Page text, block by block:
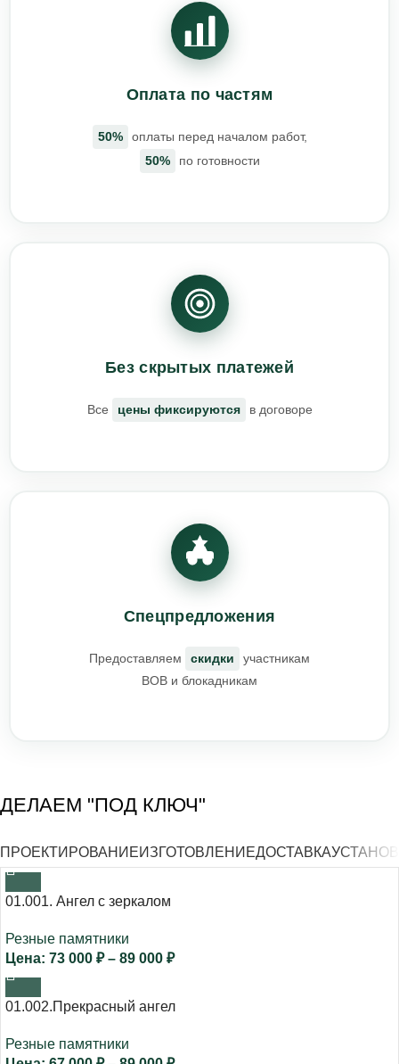
Оплата по частям
50%
оплаты перед началом работ,
50%
по готовности
Без скрытых платежей
Все цены фиксируются в договоре
Спецпредложения
Предоставляем скидки
участникам
ВОВ и блокадникам
ДЕЛАЕМ "ПОД КЛЮЧ"
ПРОЕКТИРОВАНИЕИЗГОТОВЛЕНИЕДОСТАВКА
01.001. Ангел с зеркалом
Резные памятники
73 000 ₽ – 89 000 ₽
01.002.Прекрасный ангел
Резные памятники